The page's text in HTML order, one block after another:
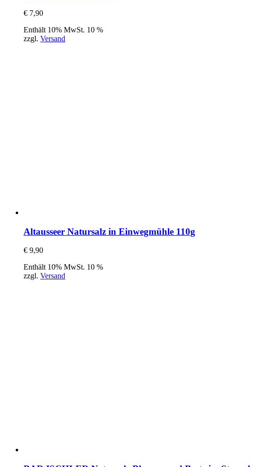
€ 7,90
Enthält 10% MwSt. 10 %
zzgl. Versand
Altausseer Natursalz in Einwegmühle 110g
€ 9,90
Enthält 10% MwSt. 10 %
zzgl. Versand